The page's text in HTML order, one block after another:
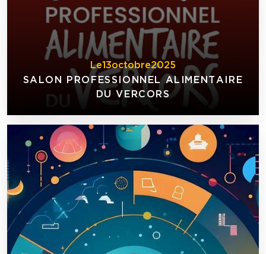
Le13octobre2025
SALON PROFESSIONNEL ALIMENTAIRE
DU VERCORS